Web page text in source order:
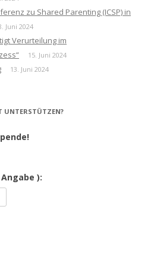
zu Shared Parenting (ICSP) in
Juni 2024
Verurteilung im
15. Juni 2024
13. Juni 2024
UNTERSTÜTZEN?
):